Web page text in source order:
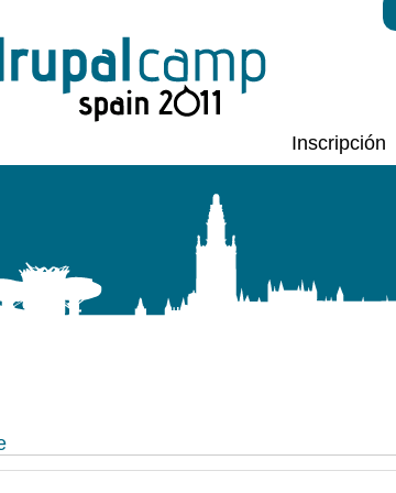
Inscripción